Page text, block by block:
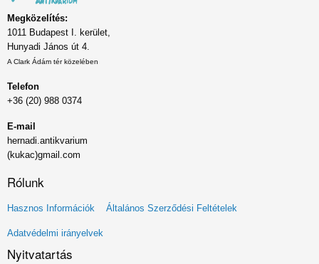
Megközelítés:
1011 Budapest I. kerület,
Hunyadi János út 4.
A Clark Ádám tér közelében
Telefon
+36 (20) 988 0374
E-mail
hernadi.antikvarium
(kukac)gmail.com
Rólunk
Lábléc
menü
Hasznos Információk Általános Szerződési Feltételek
Adatvédelmi irányelvek
Nyitvatartás